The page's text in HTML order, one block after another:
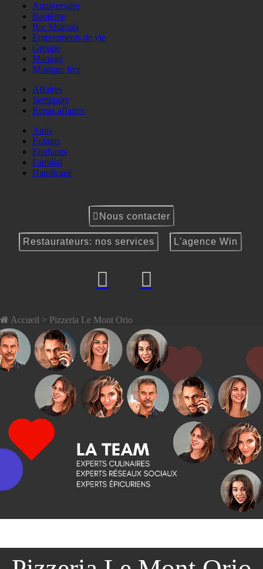
Anniversaire
Baptême
Bar Mitzvah
Enterrements de vie
Groupe
Mariage
Musique live
Affaires
Seminaire
Repas affaires
Amis
Enfants
Etudiants
Familial
Handicapé
Nous contacter
Restaurateurs: nos services L'agence Win
Accueil > Pizzeria Le Mont Orio